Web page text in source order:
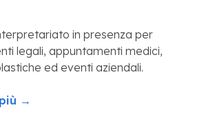
in presenza per
legali, appuntamenti medici,
ed eventi aziendali.
→